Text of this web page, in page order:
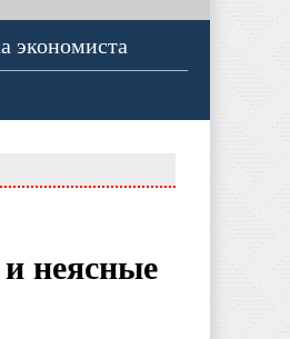
экономиста
неясные